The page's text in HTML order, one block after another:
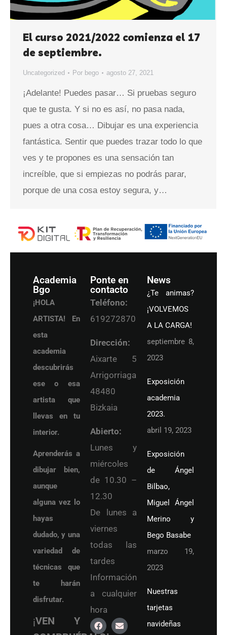
El curso 2021/2022 comienza el 17
de septiembre.
Uncategorized Por bego agosto 27, 2021
¡Adelante! Puedes pasar… Si pruebas seguro
que te gusta. Y si no es así, no pasa nada,
pues a otra cosa… Dibujar es una experiencia
fantástica. Sentir que puedes trazar todo lo que
ves y te propones es una sensación tan
increíble, que si empiezas no podrás parar,
porque de una cosa estoy segura, y…
Academia
Bgo
¡HOLA
ARTISTA! En
esta
academia
descubrirás
ese o esa
artista que
llevas en tu
interior.
Aprenderás a
dibujar bien,
aunque
alguna vez lo
hayas
dudado, y una
variedad de
técnicas que
te harán
disfrutar.
¡VEN Y
Ponte en
contacto
Teléfono:
619272870
Dirección:
Aixarte 5
Arrigorriaga
48480
Bizkaia
Abierto:
Lunes y
miércoles
de 10.30 –
12.30
De lunes a
viernes
todas las
tardes
Información
a cualquier
hora
News
¿Te animas?
¡VOLVEMOS
A LA CARGA!
septiembre 8,
2023
Exposición
academia
2023.
abril 19, 2023
Exposición
de Ángel
Bilbao,
Miguel Ángel
Merino y
Bego Basabe
marzo 19,
2023
Nuestras
tarjetas
navideñas